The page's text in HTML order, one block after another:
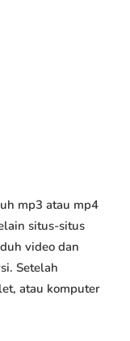
mp3 atau mp4
situs-situs
video dan
Setelah
atau komputer